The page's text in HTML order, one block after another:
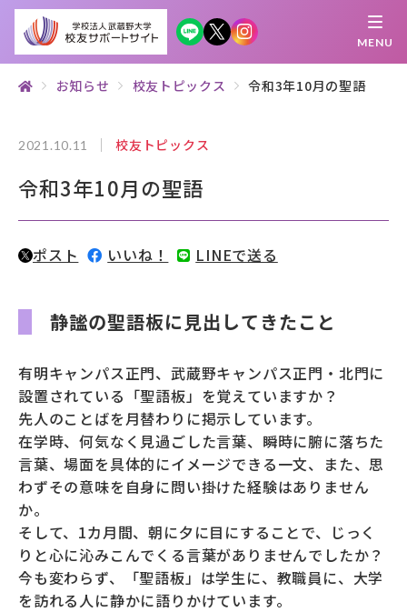
MENU
校友サポートサイトとは
母校について
お知らせ
創立100周年記念事業
募財（寄付）
採用情報
各種手続き・ご案内
卒業後の学び
お知らせ 校友トピックス 令和3年10月の聖語
2021.10.11 校友トピックス
令和3年10月の聖語
ポスト いいね！ LINEで送る
静謐の聖語板に見出してきたこと
有明キャンパス正門、武蔵野キャンパス正門・北門に
設置されている「聖語板」を覚えていますか？
先人のことばを月替わりに掲示しています。
在学時、何気なく見過ごした言葉、瞬時に腑に落ちた
言葉、場面を具体的にイメージできる一文、また、思
わずその意味を自身に問い掛けた経験はありません
か。
そして、1カ月間、朝に夕に目にすることで、じっく
りと心に沁みこんでくる言葉がありませんでしたか？
今も変わらず、「聖語板」は学生に、教職員に、大学
を訪れる人に静かに語りかけています。